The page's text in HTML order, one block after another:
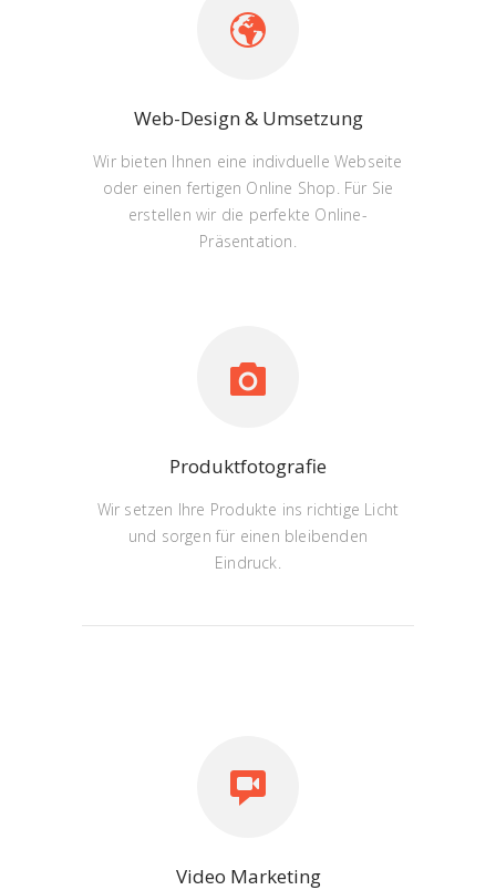
Web-Design & Umsetzung
Wir bieten Ihnen eine indivduelle Webseite
oder einen fertigen Online Shop. Für Sie
erstellen wir die perfekte Online-
Präsentation.
Produktfotografie
Wir setzen Ihre Produkte ins richtige Licht
und sorgen für einen bleibenden
Eindruck.
Video Marketing